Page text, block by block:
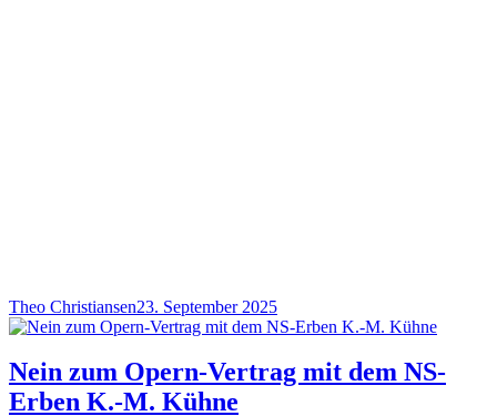
Theo Christiansen23. September 2025
Nein zum Opern-Vertrag mit dem NS-
Erben K.-M. Kühne